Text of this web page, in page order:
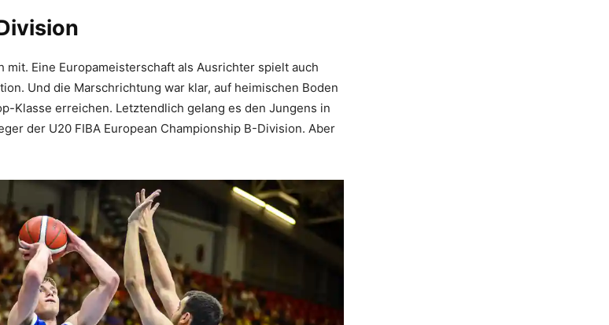
mit. Eine Europameisterschaft als Ausrichter spielt auch
Und die Marschrichtung war klar, auf heimischen Boden
Klasse erreichen. Letztendlich gelang es den Jungens in
der U20 FIBA European Championship B-Division. Aber